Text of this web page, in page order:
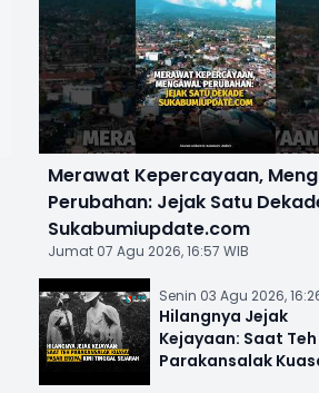
Merawat Kepercayaan,
Perubahan: Jejak Satu
Sukabumiupdate.com
Jumat 07 Agu 2026, 16:57 WIB
Senin 03 Agu 2026,
Hilangnya Jejak
Kejayaan: Saat Teh
Parakansalak